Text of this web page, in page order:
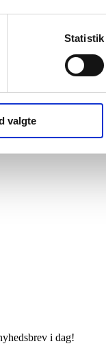
Statistik
valgte
i
høj grad er
i dag!